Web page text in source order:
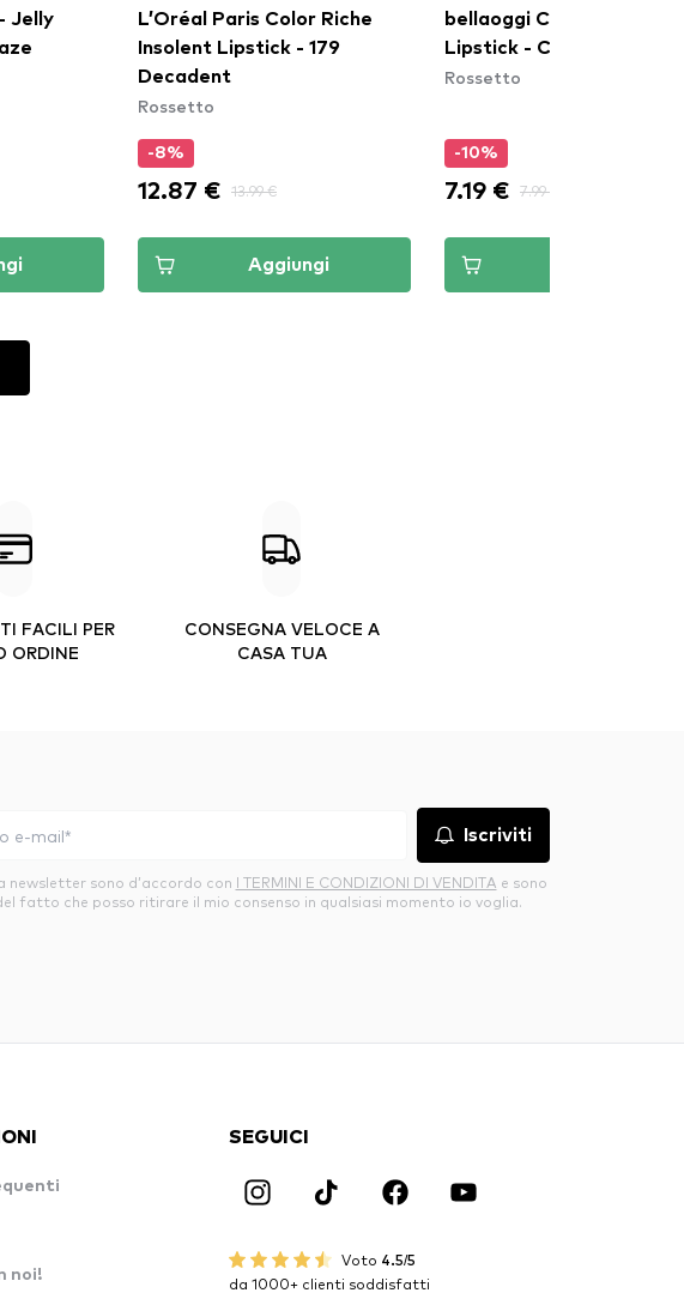
Jelly
L’Oréal Paris Color Riche
Insolent Lipstick - 179
Decadent
Rossetto
-8%
12.87 € 13.99 €
Aggiungi
bellaoggi Color Pump
Lipstick - Chelsea Girl
Rossetto
-10%
7.19 € 7.99 €
FACILI PER
ORDINE
CONSEGNA VELOCE A
CASA TUA
Iscriviti
newsletter sono d’accordo con I TERMINI E CONDIZIONI DI VENDITA e sono
fatto che posso ritirare il mio consenso in qualsiasi momento io voglia.
noi!
SEGUICI
Voto 4.5/5
da 1000+ clienti soddisfatti